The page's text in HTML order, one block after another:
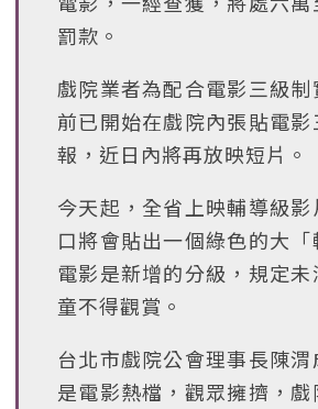
罰款。
戲院業者為配合電影三級制
前已開始在戲院內張貼電
報，近日內將再放映短片。
今天起，全省上映輔導級
口將會貼出一個綠色的大
電影是新增的分級，規定
童不得觀賞。
台北市戲院公會理事長陳渭
是電影熱檔，觀眾擁擠，